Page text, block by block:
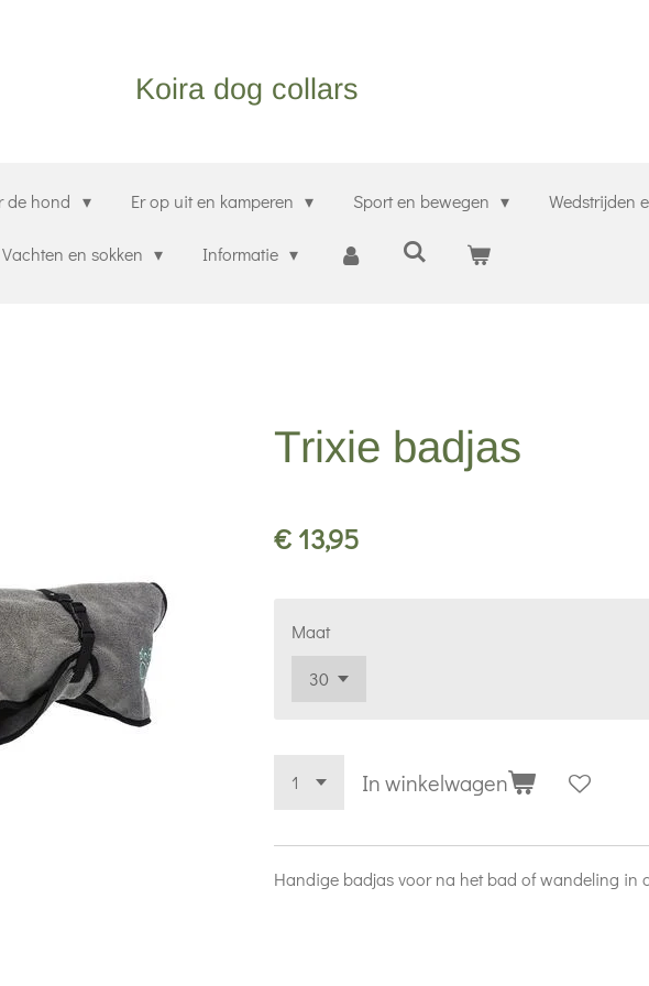
Koira dog collars
de hond Er op uit en kamperen Sport en bewegen Wedstrijden
Vachten en sokken Informatie
Trixie badjas
€ 13,95
Maat
In winkelwagen
Handige badjas voor na het bad of wandeling in